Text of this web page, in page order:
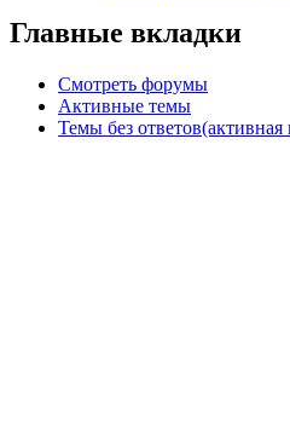
Главные вкладки
Смотреть форумы
Активные темы
Темы без ответов(активная